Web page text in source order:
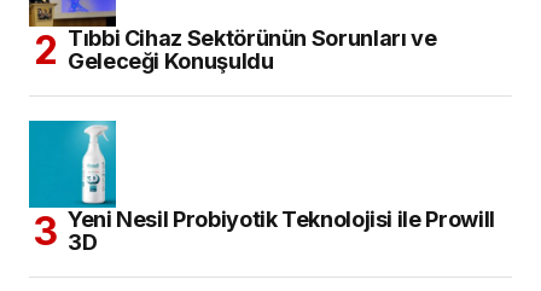
Tıbbi Cihaz Sektörünün Sorunları ve
Geleceği Konuşuldu
Yeni Nesil Probiyotik Teknolojisi ile Prowill
3D